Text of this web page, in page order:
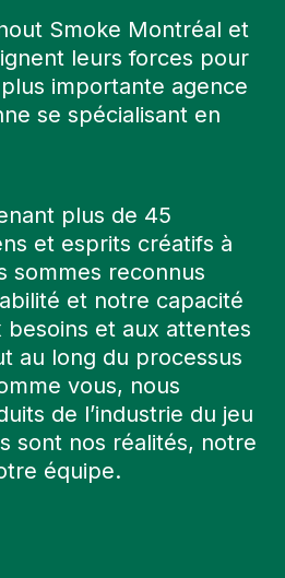
Smoke Montréal et
leurs forces pour
importante agence
se spécialisant en
plus de 45
et esprits créatifs à
sommes reconnus
et notre capacité
et aux attentes
au long du processus
vous, nous
de l’industrie du jeu
sont nos réalités, notre
équipe.